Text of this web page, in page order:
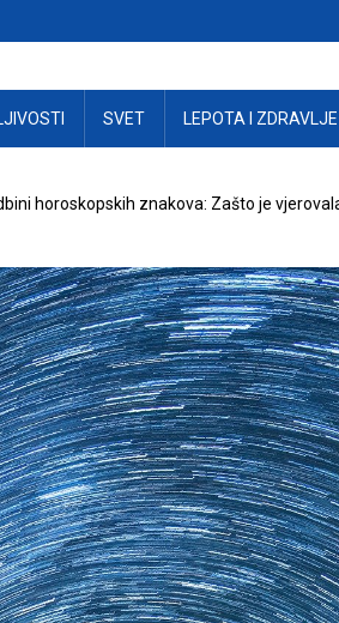
SVET LEPOTA I ZDRAVLJE
horoskopskih znakova: Zašto je